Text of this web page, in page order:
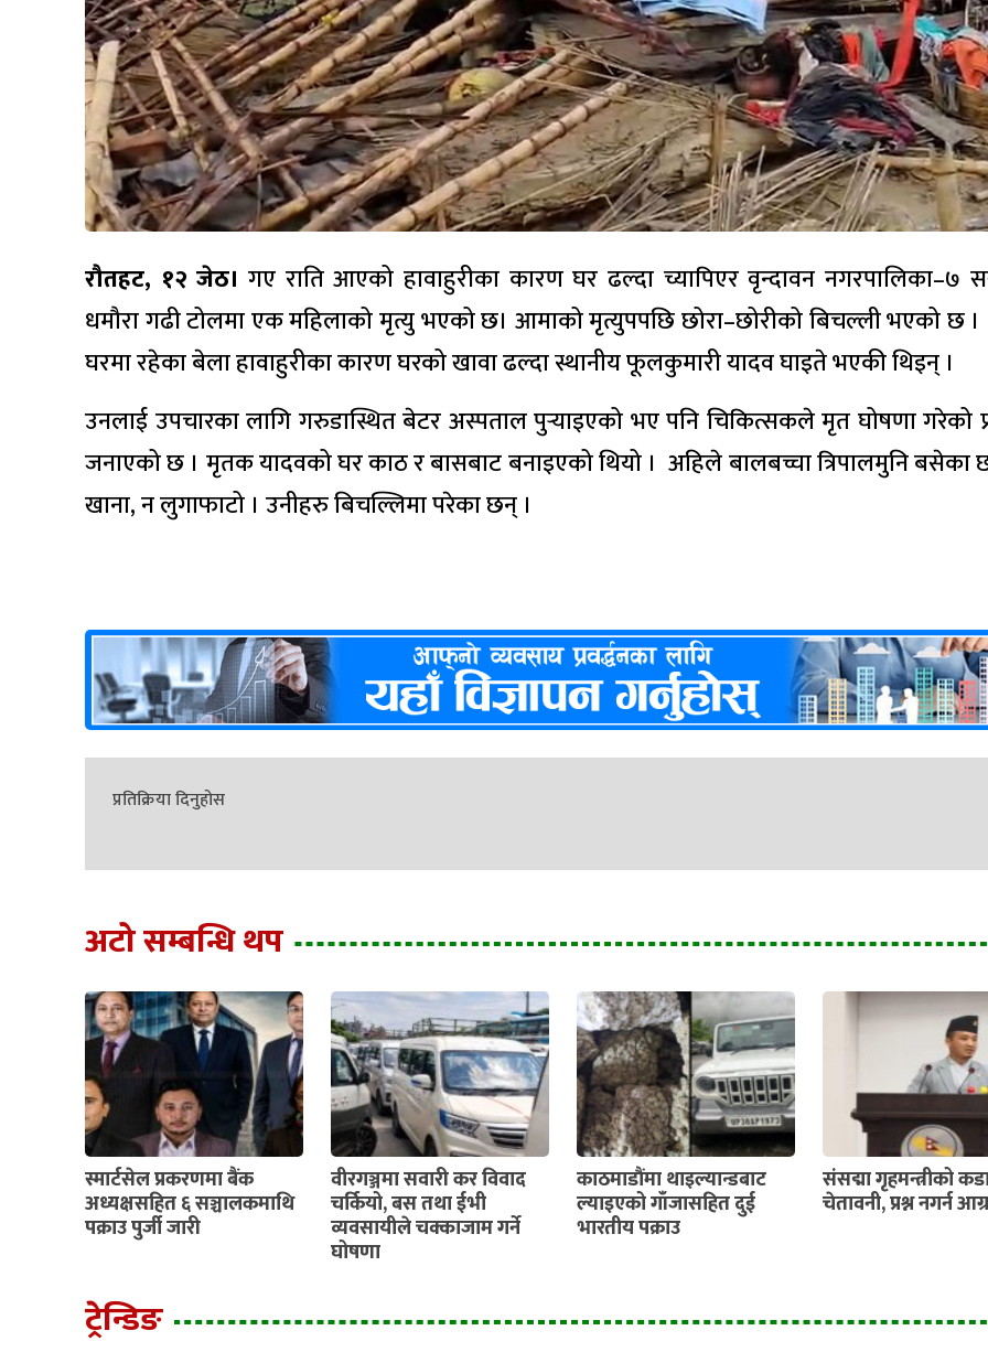
रौतहट, १२ जेठ। गए राति आएको हावाहुरीका कारण घर ढल्दा च्यापिएर वृन्दावन नगरपालिका–७
धमौरा गढी टोलमा एक महिलाको मृत्यु भएको छ। आमाको मृत्युपपछि छोरा–छोरीको बिचल्ली भएको छ
घरमा रहेका बेला हावाहुरीका कारण घरको खावा ढल्दा स्थानीय फूलकुमारी यादव घाइते भएकी थिइन् ।
उनलाई उपचारका लागि गरुडास्थित बेटर अस्पताल पुर्‍याइएको भए पनि चिकित्सकले मृत घोषणा गरेको
जनाएको छ । मृतक यादवको घर काठ र बासबाट बनाइएको थियो । अहिले बालबच्चा त्रिपालमुनि बसेका
खाना, न लुगाफाटो । उनीहरु बिचल्लिमा परेका छन् ।
प्रतिक्रिया दिनुहोस
अटो सम्बन्धि थप
स्मार्टसेल प्रकरणमा बैंक
अध्यक्षसहित ६ सञ्चालकमाथि
पक्राउ पुर्जी जारी
वीरगञ्जमा सवारी कर विवाद
चर्कियो, बस तथा ईभी
व्यवसायीले चक्काजाम गर्ने
घोषणा
काठमाडौंमा थाइल्यान्डबाट
ल्याइएको गाँजासहित दुई
भारतीय पक्राउ
संसद्मा गृहमन्त्रीको
चेतावनी, प्रश्न नगर्न
ट्रेन्डिङ